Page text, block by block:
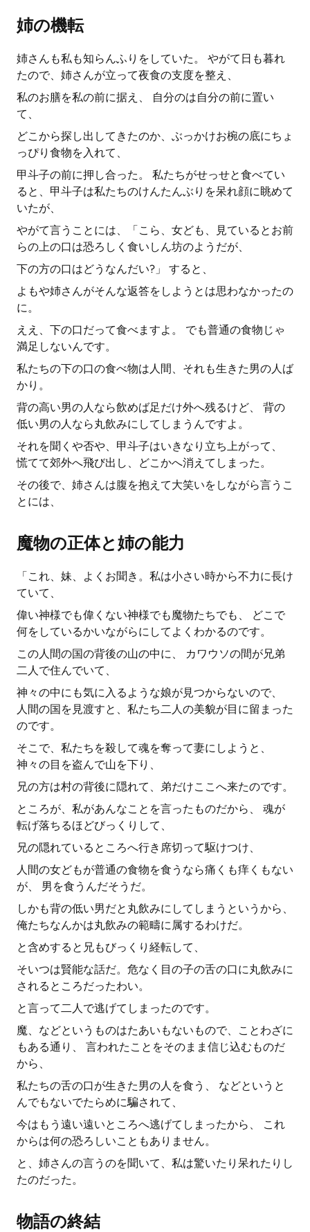
姉の機転
姉さんも私も知らんふりをしていた。 やがて日も暮れ
たので、姉さんが立って夜食の支度を整え、
私のお膳を私の前に据え、 自分のは自分の前に置い
て、
どこから探し出してきたのか、ぶっかけお椀の底にちょ
っぴり食物を入れて、
甲斗子の前に押し合った。 私たちがせっせと食べてい
ると、甲斗子は私たちのけんたんぶりを呆れ顔に眺めて
いたが、
やがて言うことには、「こら、女ども、見ているとお前
らの上の口は恐ろしく食いしん坊のようだが、
下の方の口はどうなんだい?」 すると、
よもや姉さんがそんな返答をしようとは思わなかったの
に。
ええ、下の口だって食べますよ。 でも普通の食物じゃ
満足しないんです。
私たちの下の口の食べ物は人間、それも生きた男の人ば
かり。
背の高い男の人なら飲めば足だけ外へ残るけど、 背の
低い男の人なら丸飲みにしてしまうんですよ。
それを聞くや否や、甲斗子はいきなり立ち上がって、
慌てて郊外へ飛び出し、どこかへ消えてしまった。
その後で、姉さんは腹を抱えて大笑いをしながら言うこ
とには、
魔物の正体と姉の能力
「これ、妹、よくお聞き。私は小さい時から不力に長け
ていて、
偉い神様でも偉くない神様でも魔物たちでも、 どこで
何をしているかいながらにしてよくわかるのです。
この人間の国の背後の山の中に、 カワウソの間が兄弟
二人で住んでいて、
神々の中にも気に入るような娘が見つからないので、
人間の国を見渡すと、私たち二人の美貌が目に留まった
のです。
そこで、私たちを殺して魂を奪って妻にしようと、
神々の目を盗んで山を下り、
兄の方は村の背後に隠れて、弟だけここへ来たのです。
ところが、私があんなことを言ったものだから、 魂が
転げ落ちるほどびっくりして、
兄の隠れているところへ行き席切って駆けつけ、
人間の女どもが普通の食物を食うなら痛くも痒くもない
が、 男を食うんだそうだ。
しかも背の低い男だと丸飲みにしてしまうというから、
俺たちなんかは丸飲みの範疇に属するわけだ。
と含めすると兄もびっくり経転して、
そいつは賢能な話だ。危なく目の子の舌の口に丸飲みに
されるところだったわい。
と言って二人で逃げてしまったのです。
魔、などというものはたあいもないもので、ことわざに
もある通り、 言われたことをそのまま信じ込むものだ
から、
私たちの舌の口が生きた男の人を食う、 などというと
んでもないでたらめに騙されて、
今はもう遠い遠いところへ逃げてしまったから、 これ
からは何の恐ろしいこともありません。
と、姉さんの言うのを聞いて、私は驚いたり呆れたりし
たのだった。
物語の終結